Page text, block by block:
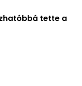
tette a